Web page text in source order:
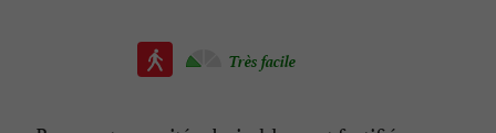
Très facile